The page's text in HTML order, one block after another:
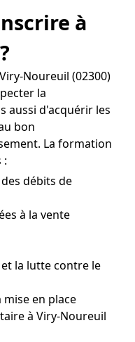
à
Noureuil (02300)
la
aussi d'acquérir les
bon
La formation
:
débits de
à la vente
la lutte contre le
en place
à Viry-Noureuil